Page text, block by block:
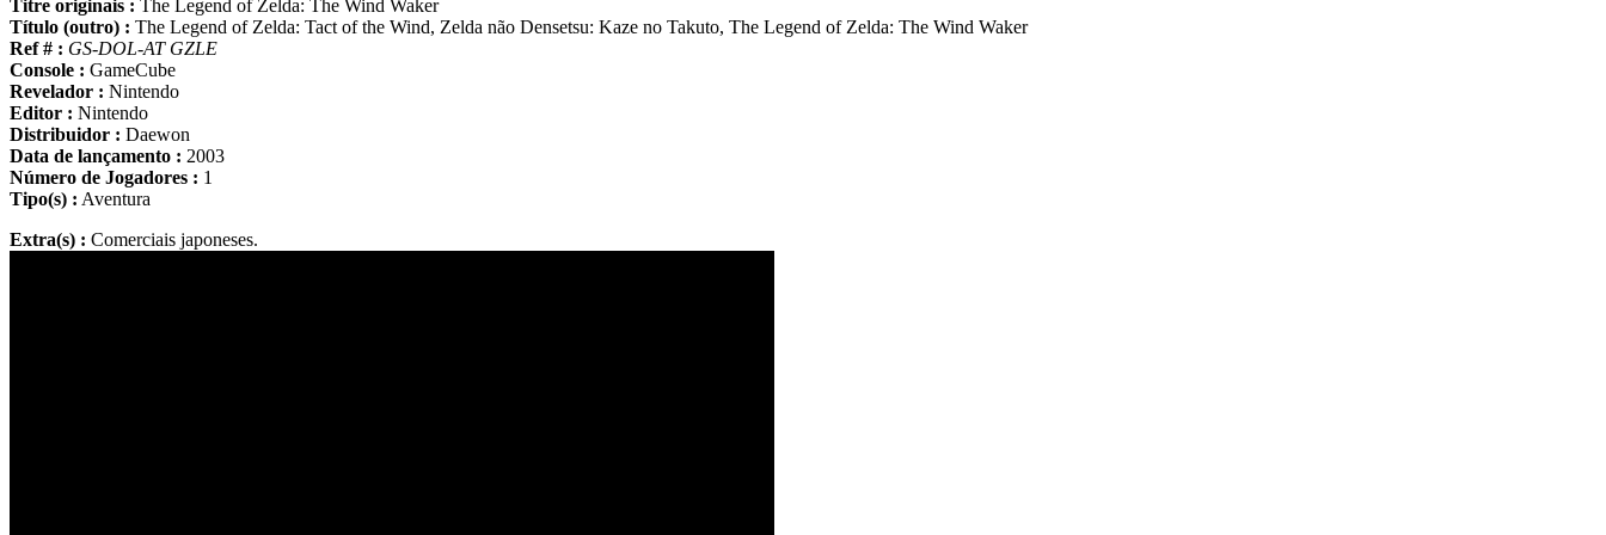
Titre originais : The Legend of Zelda: The Wind Waker
Título (outro) : The Legend of Zelda: Tact of the Wind, Zelda não Densetsu: Kaze no Takuto, The Legend of Zelda: The Wind Waker
Ref # : GS-DOL-AT GZLE
Console : GameCube
Revelador : Nintendo
Editor : Nintendo
Distribuidor : Daewon
Data de lançamento : 2003
Número de Jogadores : 1
Tipo(s) : Aventura
Extra(s) : Comerciais japoneses.